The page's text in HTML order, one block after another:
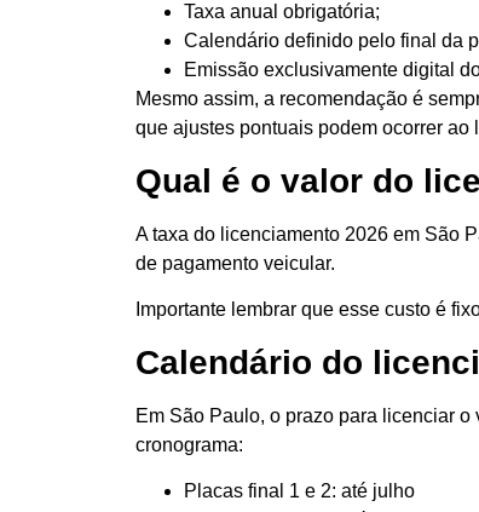
Taxa anual obrigatória;
Calendário definido pelo final da
Emissão exclusivamente digital
Mesmo assim, a recomendação é
que ajustes pontuais podem ocorrer ao
Qual é o valor do
A taxa do licenciamento 2026 em São
de pagamento veicular.
Importante lembrar que esse custo é
Calendário do
Em São Paulo, o prazo para licenciar
cronograma:
Placas final 1 e 2: até julho